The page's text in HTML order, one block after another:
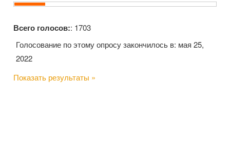
Всего голосов:: 1703
Голосование по этому опросу закончилось в: мая 25,
2022
Показать результаты »